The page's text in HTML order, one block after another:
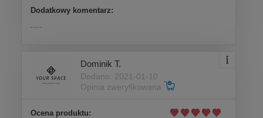
Dodatkowy komentarz:
Dominik T.
Dodano: 2021-01-10
Opinia zweryfikowana
Ocena produktu: